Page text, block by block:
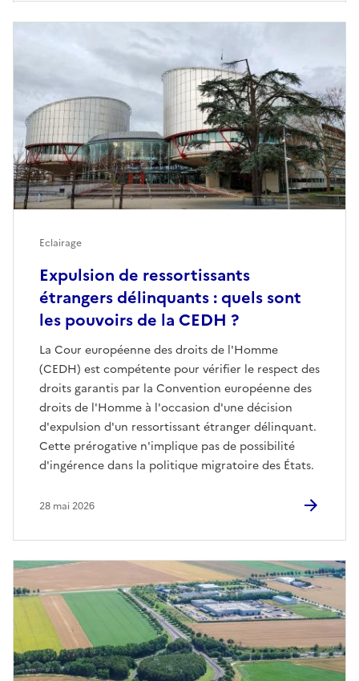
Expulsion de ressortissants
étrangers délinquants : quels sont
les pouvoirs de la CEDH ?
La Cour européenne des droits de l'Homme
(CEDH) est compétente pour vérifier le respect des
droits garantis par la Convention européenne des
droits de l'Homme à l'occasion d'une décision
d'expulsion d'un ressortissant étranger délinquant.
Cette prérogative n'implique pas de possibilité
d'ingérence dans la politique migratoire des États.
Eclairage
28 mai 2026